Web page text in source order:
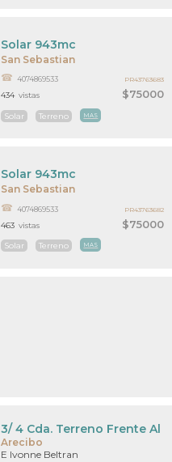
San Sebastian
$75000
Solar 943mc
4074869533
Solar Terreno MAS
434 vistas
PR43763683
San Sebastian
$75000
Solar 943mc
4074869533
Solar Terreno MAS
463 vistas
PR43763682
Arecibo
3/ 4 Cda. Terreno Frente Al
E Ivonne Beltran